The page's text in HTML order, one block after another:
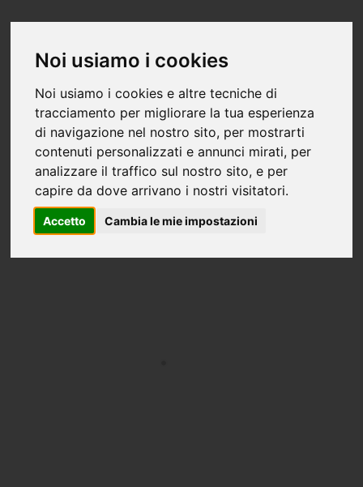
Noi usiamo i cookies
Noi usiamo i cookies e altre tecniche di
tracciamento per migliorare la tua esperienza
di navigazione nel nostro sito, per mostrarti
contenuti personalizzati e annunci mirati, per
analizzare il traffico sul nostro sito, e per
capire da dove arrivano i nostri visitatori.
Accetto Cambia le mie impostazioni